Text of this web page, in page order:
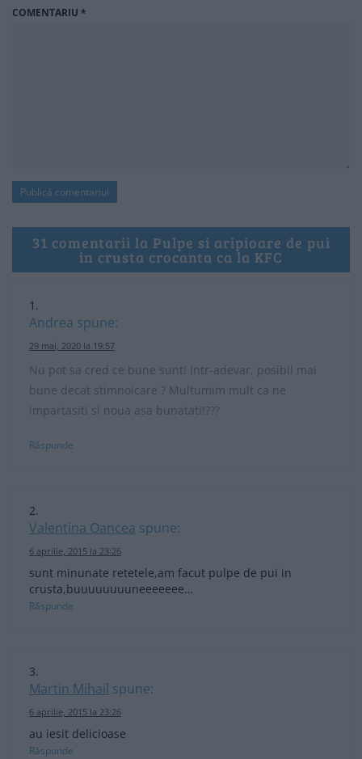
COMENTARIU *
31 comentarii la Pulpe si aripioare de pui
in crusta crocanta ca la KFC
Andrea spune:
29 mai, 2020 la 19:57
Nu pot sa cred ce bune sunt! Intr-adevar, posibil mai
bune decat stimnoicare ? Multumim mult ca ne
impartasiti si noua asa bunatati!???
Răspunde
Valentina Oancea spune:
6 aprilie, 2015 la 23:26
sunt minunate retetele,am facut pulpe de pui in
crusta,buuuuuuuuneeeeeee…
Răspunde
Martin Mihail spune:
6 aprilie, 2015 la 23:26
au iesit delicioase
Răspunde